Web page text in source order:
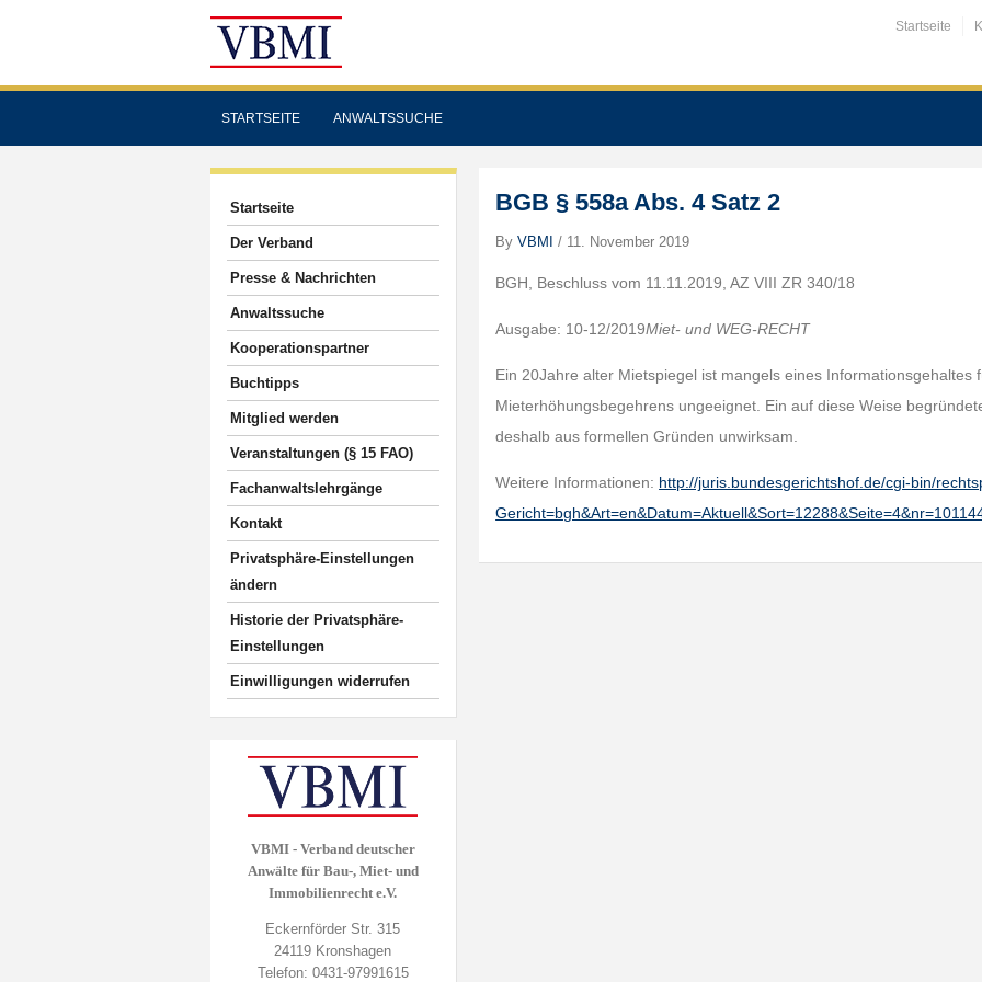
Startseite
STARTSEITE ANWALTSSUCHE
Startseite
Der Verband
Presse & Nachrichten
Anwaltssuche
Kooperationspartner
Buchtipps
Mitglied werden
Veranstaltungen (§ 15 FAO)
Fachanwaltslehrgänge
Kontakt
Privatsphäre-Einstellungen
ändern
Historie der Privatsphäre-
Einstellungen
Einwilligungen widerrufen
VBMI - Verband deutscher
Anwälte für Bau-, Miet- und
Immobilienrecht e.V.
Eckernförder Str. 315
24119 Kronshagen
Telefon: 0431-97991615
BGB § 558a Abs. 4 Satz 2
ByVBMI / 11. November 2019
BGH, Beschluss vom 11.11.2019, AZ VIII ZR 340/18
Ausgabe: 10-12/2019Miet- und WEG-RECHT
Ein 20Jahre alter Mietspiegel ist mangels eines
Mieterhöhungsbegehrens ungeeignet. Ein auf diese Weise
deshalb aus formellen Gründen unwirksam.
Weitere Informationen: http://juris.bundesgerichtshof.de/cgi-bin/